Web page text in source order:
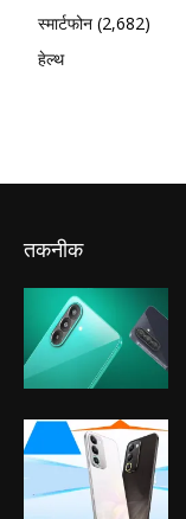
स्मार्टफोन (2,682)
हेल्थ
तकनीक